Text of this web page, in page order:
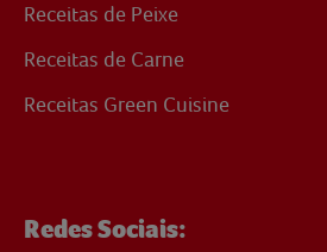
Receitas de Peixe
Receitas de Carne
Receitas Green Cuisine
Redes Sociais: